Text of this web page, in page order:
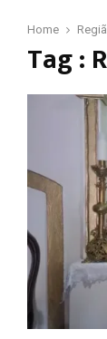
Home
Tag :